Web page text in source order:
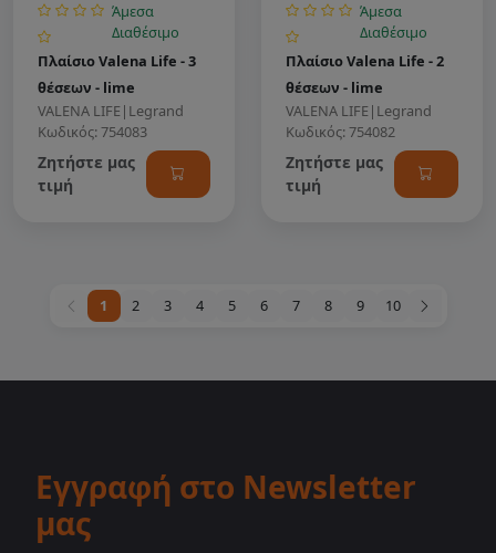
Άμεσα
Διαθέσιμο
Πλαίσιο Valena Life - 3
θέσεων - lime
VALENA LIFE | Legrand
Κωδικός: 754083
Ζητήστε μας
τιμή
Άμεσα
Διαθέσιμο
Πλαίσιο Valena Life - 2
θέσεων - lime
VALENA LIFE | Legrand
Κωδικός: 754082
Ζητήστε μας
τιμή
1 2 3 4 5 6 7 8 9 10
Εγγραφή στο Newsletter
μας